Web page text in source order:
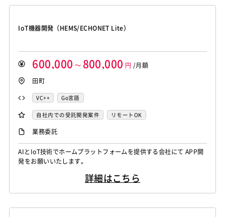
IoT機器開発（HEMS/ECHONET Lite）
600,000 ～ 800,000 円 /月額
田町
VC++ Go言語
自社内での受託開発案件 リモートOK
業務委託
AIとIoT技術でホームプラットフォームを提供する会社にて APP開
発をお願いいたします。
詳細はこちら